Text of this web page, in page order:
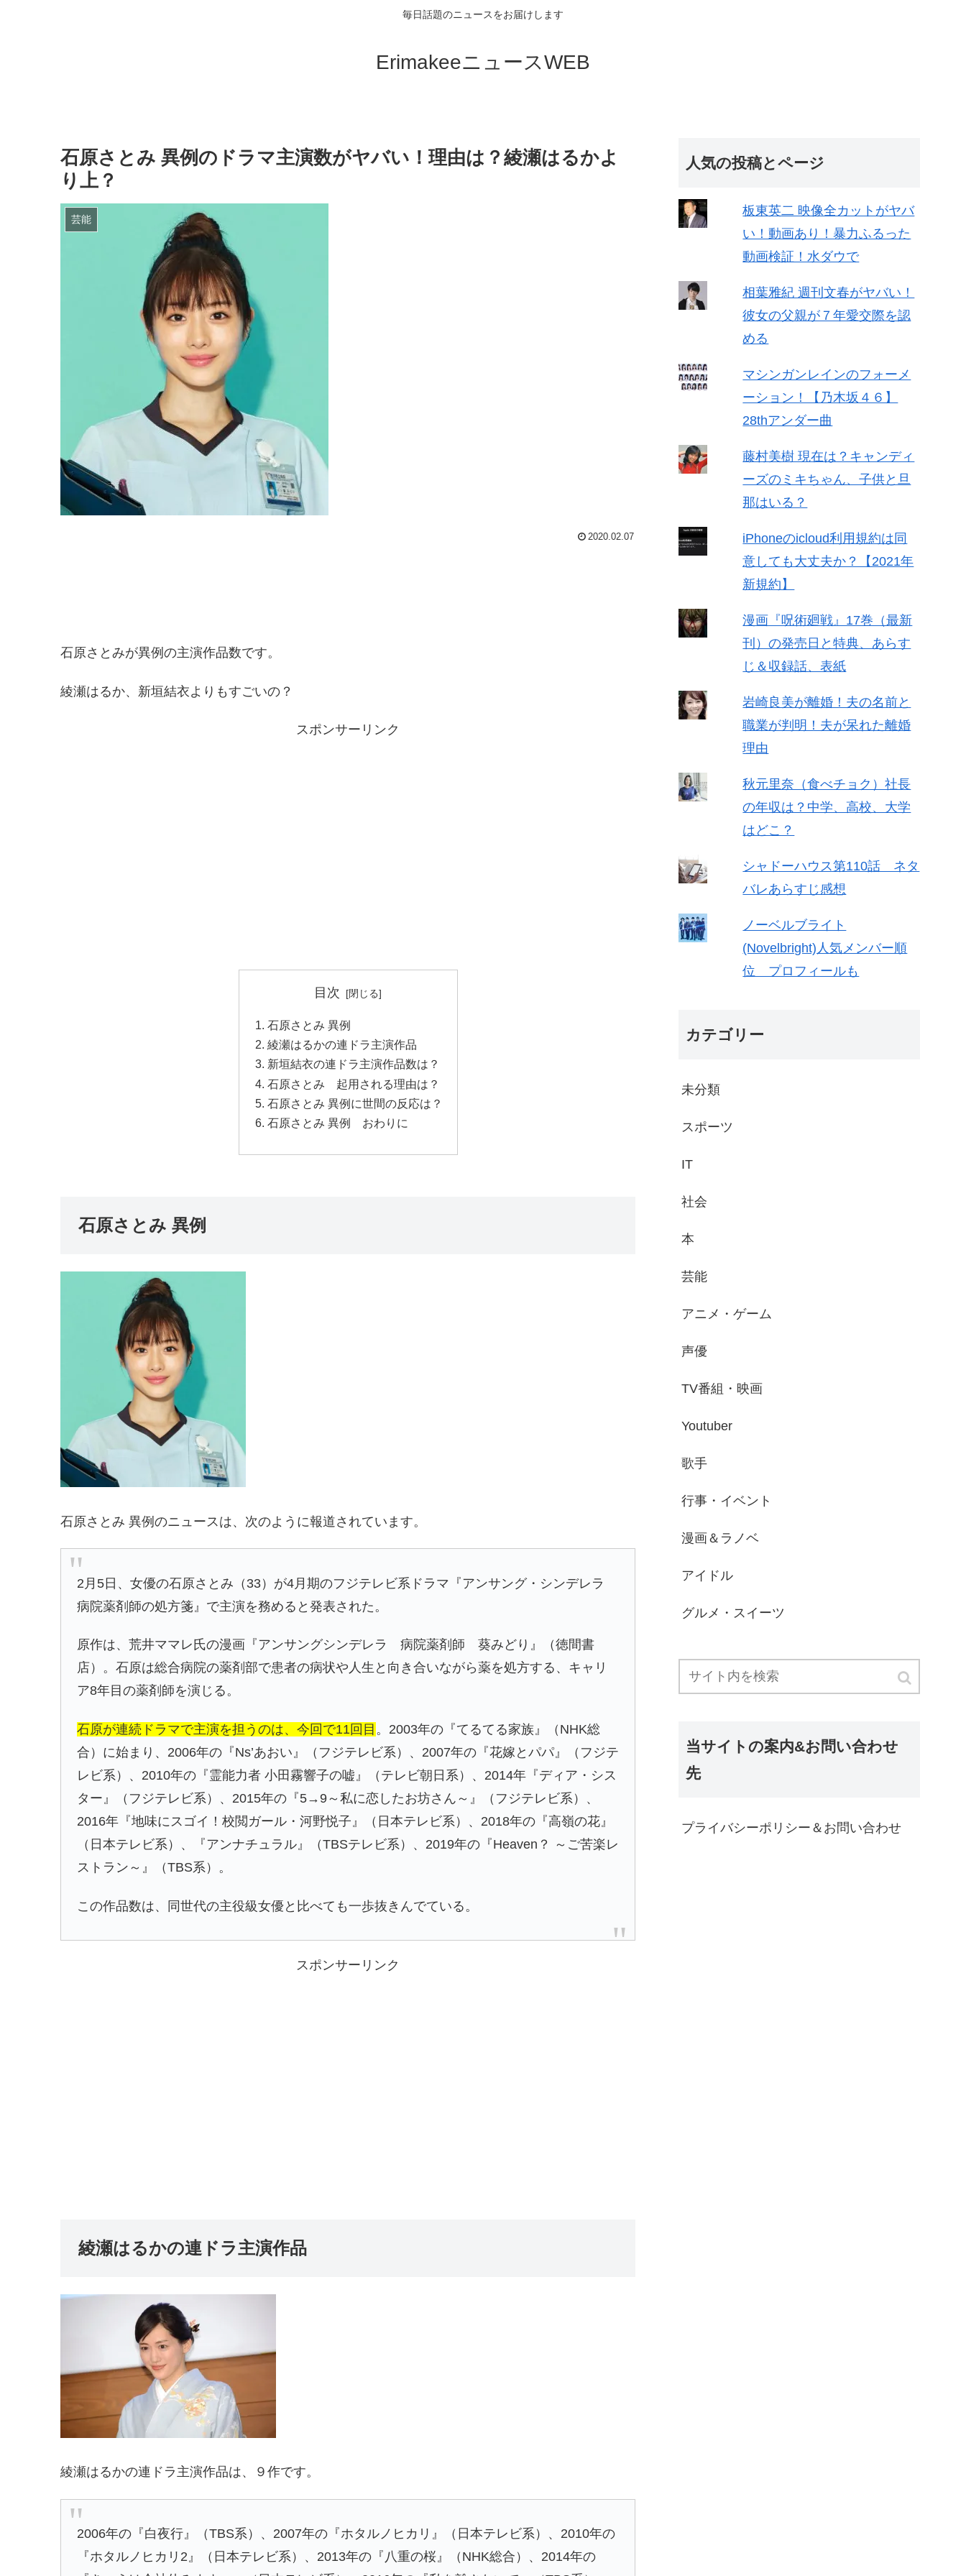
毎日話題のニュースをお届けします
ErimakeeニュースWEB
石原さとみ 異例のドラマ主演数がヤバい！理由は？綾瀬はるかよ
り上？
芸能
2020.02.07
石原さとみが異例の主演作品数です。
綾瀬はるか、新垣結衣よりもすごいの？
スポンサーリンク
目次
石原さとみ 異例
綾瀬はるかの連ドラ主演作品
新垣結衣の連ドラ主演作品数は？
石原さとみ 起用される理由は？
石原さとみ 異例に世間の反応は？
石原さとみ 異例 おわりに
石原さとみ 異例
石原さとみ 異例のニュースは、次のように報道されています。
2月5日、女優の石原さとみ（33）が4月期のフジテレビ系ドラマ『アンサング・シンデレラ
病院薬剤師の処方箋』で主演を務めると発表された。
原作は、荒井ママレ氏の漫画『アンサングシンデレラ 病院薬剤師 葵みどり』（徳間書
店）。石原は総合病院の薬剤部で患者の病状や人生と向き合いながら薬を処方する、キャリ
ア8年目の薬剤師を演じる。
石原が連続ドラマで主演を担うのは、今回で11回目 。2003年の『てるてる家族』（NHK総
合）に始まり、2006年の『Ns’あおい』（フジテレビ系）、2007年の『花嫁とパパ』（フジテ
レビ系）、2010年の『霊能力者 小田霧響子の嘘』（テレビ朝日系）、2014年『ディア・シス
ター』（フジテレビ系）、2015年の『5→9～私に恋したお坊さん～』（フジテレビ系）、
2016年『地味にスゴイ！校閲ガール・河野悦子』（日本テレビ系）、2018年の『高嶺の花』
（日本テレビ系）、『アンナチュラル』（TBSテレビ系）、2019年の『Heaven？ ～ご苦楽レ
ストラン～』（TBS系）。
この作品数は、同世代の主役級女優と比べても一歩抜きんでている。
スポンサーリンク
綾瀬はるかの連ドラ主演作品
綾瀬はるかの連ドラ主演作品は、９作です。
2006年の『白夜行』（TBS系）、2007年の『ホタルノヒカリ』（日本テレビ系）、2010年の
『ホタルノヒカリ2』（日本テレビ系）、2013年の『八重の桜』（NHK総合）、2014年の
人気の投稿とページ
板東英二 映像全カットがヤバ
い！動画あり！暴力ふるった
動画検証！水ダウで
相葉雅紀 週刊文春がヤバい！
彼女の父親が７年愛交際を認
める
マシンガンレインのフォーメ
ーション！【乃木坂４６】
28thアンダー曲
藤村美樹 現在は？キャンディ
ーズのミキちゃん、子供と旦
那はいる？
iPhoneのicloud利用規約は同
意しても大丈夫か？【2021年
新規約】
漫画『呪術廻戦』17巻（最新
刊）の発売日と特典、あらす
じ＆収録話、表紙
岩崎良美が離婚！夫の名前と
職業が判明！夫が呆れた離婚
理由
秋元里奈（食べチョク）社長
の年収は？中学、高校、大学
はどこ？
シャドーハウス第110話 ネタ
バレあらすじ感想
ノーベルブライト
(Novelbright)人気メンバー順
位 プロフィールも
カテゴリー
未分類
スポーツ
IT
社会
本
芸能
アニメ・ゲーム
声優
TV番組・映画
Youtuber
歌手
行事・イベント
漫画＆ラノベ
アイドル
グルメ・スイーツ
当サイトの案内&お問い合わせ
先
プライバシーポリシー＆お問い合わせ